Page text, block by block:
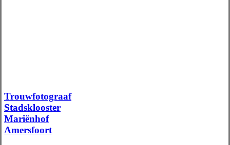
Trouwfotograaf
Stadsklooster
Mariënhof
Amersfoort